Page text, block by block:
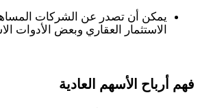
يمكن أن تصدر عن الشركات
الاستثمار العقاري وبعض الأدوات
فهم أرباح الأسهم العادية